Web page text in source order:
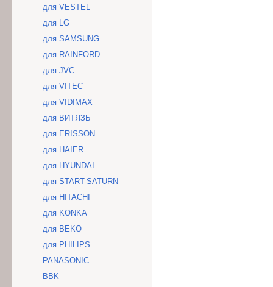
для VESTEL
для LG
для SAMSUNG
для RAINFORD
для JVC
для VITEC
для VIDIMAX
для ВИТЯЗЬ
для ERISSON
для HAIER
для HYUNDAI
для START-SATURN
для HITACHI
для KONKA
для BEKO
для PHILIPS
PANASONIC
BBK